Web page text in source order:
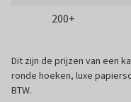
200+
Dit zijn de prijzen van een
ronde hoeken, luxe
BTW.